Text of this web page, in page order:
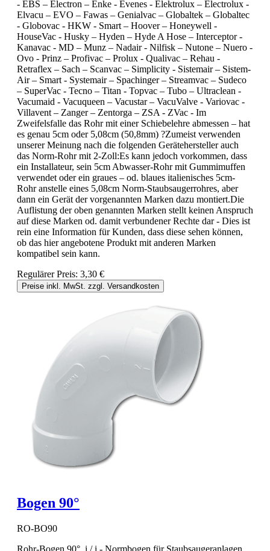
- EBS – Electron – Enke - Evenes - Elektrolux – Electrolux -
Elvacu – EVO – Fawas – Genialvac – Globaltek – Globaltec
- Globovac - HKW - Smart – Hoover – Honeywell -
HouseVac - Husky – Hyden – Hyde A Hose – Interceptor -
Kanavac - MD – Munz – Nadair - Nilfisk – Nutone – Nuero -
Ovo - Prinz – Profivac – Prolux - Qualivac – Rehau -
Retraflex – Sach – Scanvac – Simplicity - Sistemair – Sistem-
Air – Smart - Systemair – Spachinger – Streamvac – Sudeco
– SuperVac - Tecno – Titan - Topvac – Tubo – Ultraclean -
Vacumaid - Vacuqueen – Vacustar – VacuValve - Variovac -
Villavent – Zanger – Zentorga – ZSA - ZVac - Im
Zweifelsfalle das Rohr mit einer Schiebelehre abmessen – hat
es genau 5cm oder 5,08cm (50,8mm) ?Zumeist verwenden
unserer Meinung nach die folgenden Gerätehersteller auch
das Norm-Rohr mit 2-Zoll:Es kann jedoch vorkommen, dass
ein Installateur, sein 5cm Abwasser-Rohr mit Gummimuffen
verwendet oder ein graues – od. blaues italienisches 5cm-
Rohr anstelle eines 5,08cm Norm-Staubsaugerrohres, aber
dann ein Gerät der vorgenannten Marken dazu montiert.Die
Auflistung der oben genannten Marken stellt keinen Anspruch
auf diese Marken od. damit verbundener Rechte dar - Dies ist
rein eine Information für Kunden, dass diese sehen können,
ob das hier angebotene Produkt mit anderen Marken
kompatibel sein kann.
Regulärer Preis: 3,30 €
Preise inkl. MwSt. zzgl. Versandkosten
Bogen 90°
RO-BO90